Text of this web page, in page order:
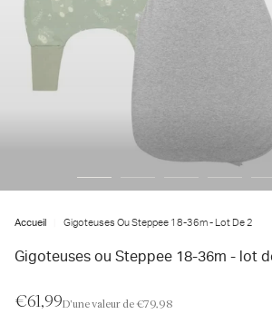
Accueil Gigoteuses Ou Steppee 18-36m - Lot De 2
Gigoteuses ou Steppee 18-36m - lot
€61,99D'une valeur de €79,98